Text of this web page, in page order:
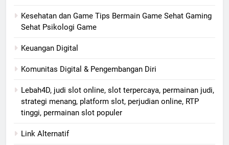
Kesehatan dan Game Tips Bermain Game Sehat Gaming
Sehat Psikologi Game
Keuangan Digital
Komunitas Digital & Pengembangan Diri
Lebah4D, judi slot online, slot terpercaya, permainan judi,
strategi menang, platform slot, perjudian online, RTP
tinggi, permainan slot populer
Link Alternatif